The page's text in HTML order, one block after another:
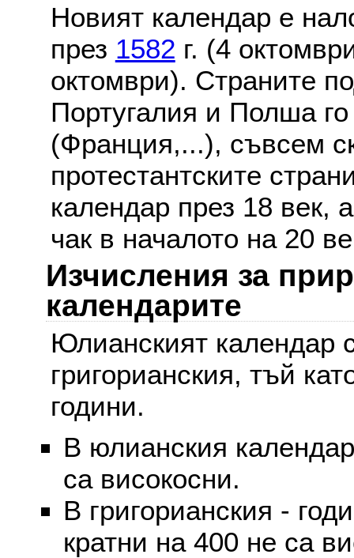
Новият календар е
през 1582 г. (4
октомври). Страните
Португалия и Полша
(Франция,...), съвсем
протестантските
календар през 18 век,
чак в началото на 20
Изчисления за
календарите
Юлианският календар
григорианския, тъй
години.
В юлианския
са високосни.
В григорианския -
кратни на 400 не са